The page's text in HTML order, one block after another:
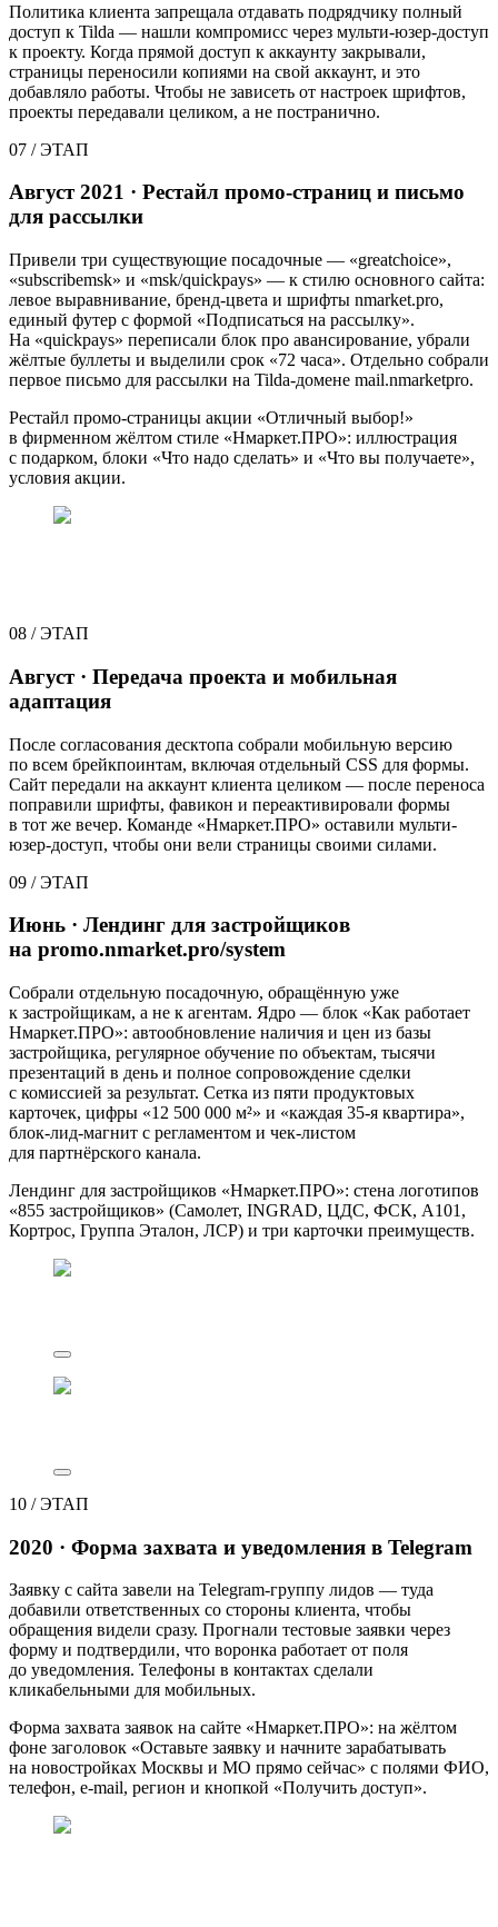
Политика клиента запрещала отдавать подрядчику полный
доступ к Tilda — нашли компромисс через мульти-юзер-доступ
к проекту. Когда прямой доступ к аккаунту закрывали,
страницы переносили копиями на свой аккаунт, и это
добавляло работы. Чтобы не зависеть от настроек шрифтов,
проекты передавали целиком, а не постранично.
07 /ЭТАП
Август 2021 · Рестайл промо-страниц и письмо
для рассылки
Привели три существующие посадочные — «greatchoice»,
«subscribemsk» и «msk/quickpays» — к стилю основного сайта:
левое выравнивание, бренд-цвета и шрифты nmarket.pro,
единый футер с формой «Подписаться на рассылку».
На «quickpays» переписали блок про авансирование, убрали
жёлтые буллеты и выделили срок «72 часа». Отдельно собрали
первое письмо для рассылки на Tilda-домене mail.nmarketpro.
Рестайл промо-страницы акции «Отличный выбор!»
в фирменном жёлтом стиле «Нмаркет.ПРО»: иллюстрация
с подарком, блоки «Что надо сделать» и «Что вы получаете»,
условия акции.
08 /ЭТАП
Август · Передача проекта и мобильная
адаптация
После согласования десктопа собрали мобильную версию
по всем брейкпоинтам, включая отдельный CSS для формы.
Сайт передали на аккаунт клиента целиком — после переноса
поправили шрифты, фавикон и переактивировали формы
в тот же вечер. Команде «Нмаркет.ПРО» оставили мульти-
юзер-доступ, чтобы они вели страницы своими силами.
09 /ЭТАП
Июнь · Лендинг для застройщиков
на promo.nmarket.pro/system
Собрали отдельную посадочную, обращённую уже
к застройщикам, а не к агентам. Ядро — блок «Как работает
Нмаркет.ПРО»: автообновление наличия и цен из базы
застройщика, регулярное обучение по объектам, тысячи
презентаций в день и полное сопровождение сделки
с комиссией за результат. Сетка из пяти продуктовых
карточек, цифры «12 500 000 м²» и «каждая 35-я квартира»,
блок-лид-магнит с регламентом и чек-листом
для партнёрского канала.
Лендинг для застройщиков «Нмаркет.ПРО»: стена логотипов
«855 застройщиков» (Самолет, INGRAD, ЦДС, ФСК, А101,
Кортрос, Группа Эталон, ЛСР) и три карточки преимуществ.
10 /ЭТАП
2020 · Форма захвата и уведомления в Telegram
Заявку с сайта завели на Telegram-группу лидов — туда
добавили ответственных со стороны клиента, чтобы
обращения видели сразу. Прогнали тестовые заявки через
форму и подтвердили, что воронка работает от поля
до уведомления. Телефоны в контактах сделали
кликабельными для мобильных.
Форма захвата заявок на сайте «Нмаркет.ПРО»: на жёлтом
фоне заголовок «Оставьте заявку и начните зарабатывать
на новостройках Москвы и МО прямо сейчас» с полями ФИО,
телефон, e-mail, регион и кнопкой «Получить доступ».